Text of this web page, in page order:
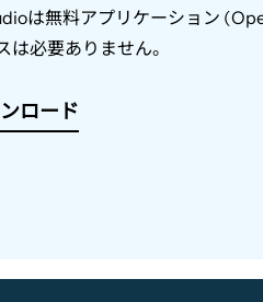
は無料アプリケーション
は必要ありません。
ロード